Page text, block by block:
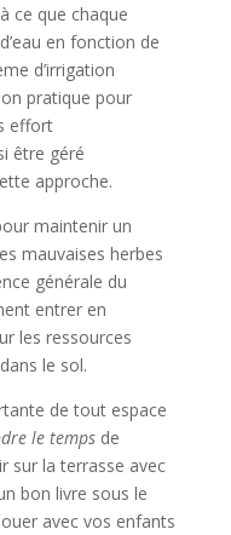
ce que chaque
en fonction de
d’irrigation
pratique pour
effort
être géré
approche.
maintenir un
mauvaises herbes
générale du
entrer en
les ressources
le sol.
de tout espace
le tempsde
sur la terrasse avec
bon livre sous le
avec vos enfants